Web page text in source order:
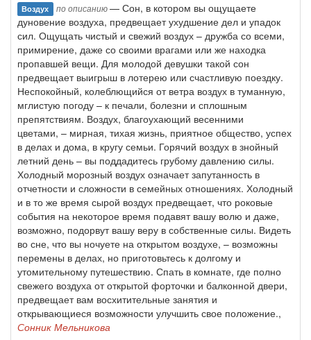
Воздух по описанию— Сон, в котором вы ощущаете
дуновение воздуха, предвещает ухудшение дел и упадок
сил. Ощущать чистый и свежий воздух – дружба со всеми,
примирение, даже со своими врагами или же находка
пропавшей вещи. Для молодой девушки такой сон
предвещает выигрыш в лотерею или счастливую поездку.
Неспокойный, колеблющийся от ветра воздух в туманную,
мглистую погоду – к печали, болезни и сплошным
препятствиям. Воздух, благоухающий весенними
цветами, – мирная, тихая жизнь, приятное общество, успех
в делах и дома, в кругу семьи. Горячий воздух в знойный
летний день – вы поддадитесь грубому давлению силы.
Холодный морозный воздух означает запутанность в
отчетности и сложности в семейных отношениях. Холодный
и в то же время сырой воздух предвещает, что роковые
события на некоторое время подавят вашу волю и даже,
возможно, подорвут вашу веру в собственные силы. Видеть
во сне, что вы ночуете на открытом воздухе, – возможны
перемены в делах, но приготовьтесь к долгому и
утомительному путешествию. Спать в комнате, где полно
свежего воздуха от открытой форточки и балконной двери,
предвещает вам восхитительные занятия и
открывающиеся возможности улучшить свое положение.,
Сонник Мельникова